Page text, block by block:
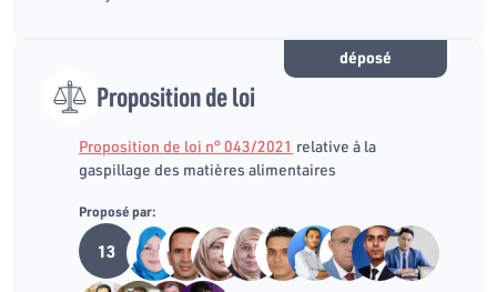
déposé
Proposition de loi
Proposition de loi n° 043/2021 relative à la
gaspillage des matières alimentaires
Proposé par:
13